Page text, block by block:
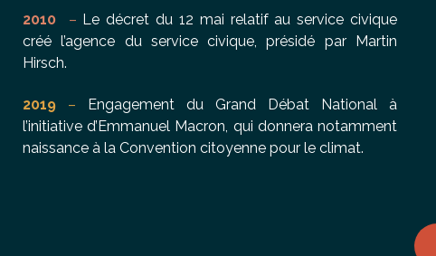
2010 – Le décret du 12 mai relatif au service civique
créé l’agence du service civique, présidé par Martin
Hirsch.
2019 – Engagement du Grand Débat National à
l’initiative d’Emmanuel Macron, qui donnera notamment
naissance à la Convention citoyenne pour le climat.